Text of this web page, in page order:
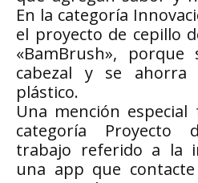
En la categoría
el proyecto de cepillo
«BamBrush»,
cabezal y se ahorra
plástico.
Una mención
categoría Proyecto
trabajo referido a la
una app que